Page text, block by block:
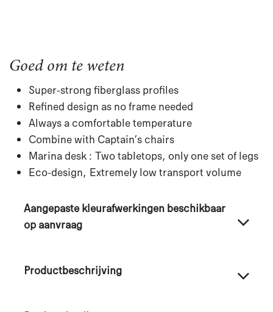
Goed om te weten
Super-strong fiberglass profiles
Refined design as no frame needed
Always a comfortable temperature
Combine with Captain’s chairs
Marina desk : Two tabletops, only one set of legs
Eco-design, Extremely low transport volume
Aangepaste kleurafwerkingen beschikbaar
op aanvraag
Productbeschrijving